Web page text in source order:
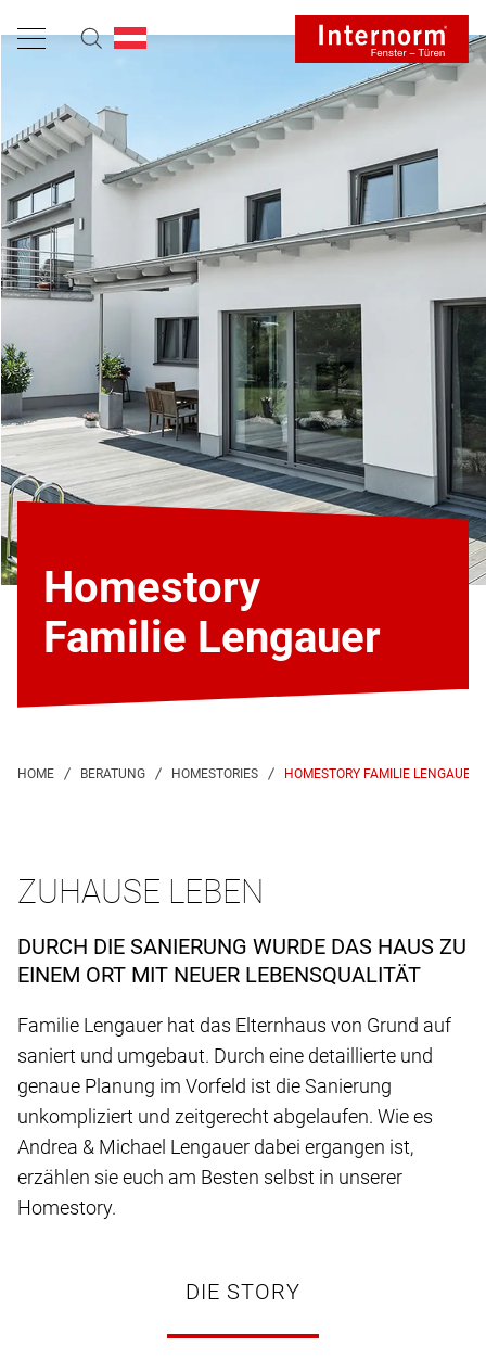
Homestory
Familie Lengauer
HOMESTORY FAMILIE LENGAUER
ZUHAUSE LEBEN
DURCH DIE SANIERUNG WURDE DAS HAUS ZU
EINEM ORT MIT NEUER LEBENSQUALITÄT
Familie Lengauer hat das Elternhaus von Grund auf
saniert und umgebaut. Durch eine detaillierte und
genaue Planung im Vorfeld ist die Sanierung
unkompliziert und zeitgerecht abgelaufen. Wie es
Andrea & Michael Lengauer dabei ergangen ist,
erzählen sie euch am Besten selbst in unserer
Homestory.
DIE STORY